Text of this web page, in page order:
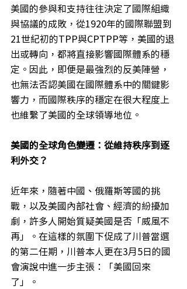
美國的參與和支持往往決定了國際組織
與協議的成敗，從1920年的國際聯盟到
21世紀初的TPP與CPTPP等，美國的退
出或轉向，都將直接影響國際體系的穩
定。因此，即便是最強烈的反美陣營，
也無法否認美國在國際體系中的關鍵影
響力，而國際秩序的穩定在很大程度上
也維繫了美國的全球領導地位。
美國的全球角色變遷：從維持秩序到逐
利外交？
近年來，隨著中國、俄羅斯等國的挑
戰，以及美國內部社會、經濟的紛擾加
劇，許多人開始質疑美國是否「威風不
再」。在這樣的氛圍下促成了川普當選
的第二任期，川普本人更在3月5日的國
會演說中進一步主張：「美國回來
了」。